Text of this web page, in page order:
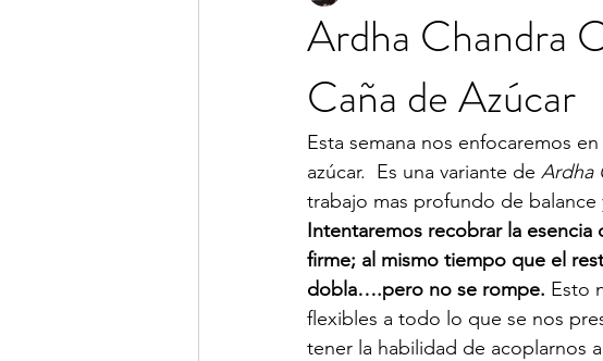
Ardha Chandra
Caña de Azúcar
Esta semana nos enfocaremos en
azúcar.  Es una variante de Ardha
trabajo mas profundo de
Intentaremos recobrar la esencia
firme; al mismo tiempo que el
dobla….pero no se rompe. Esto
flexibles a todo lo que se nos
tener la habilidad de acoplarnos